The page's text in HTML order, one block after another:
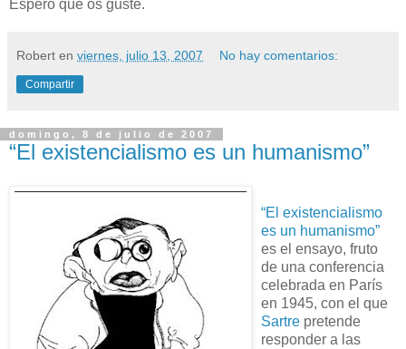
Espero que os guste.
Robert en viernes, julio 13, 2007 No hay comentarios:
Compartir
domingo, 8 de julio de 2007
“El existencialismo es un humanismo”
“El existencialismo
es un humanismo”
es el ensayo, fruto
de una conferencia
celebrada en París
en 1945, con el que
Sartre pretende
responder a las